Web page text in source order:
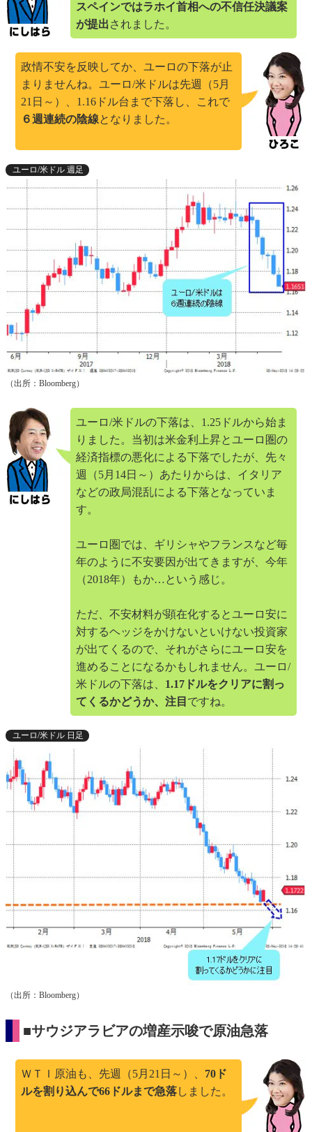
スペインではラホイ首相への不信任決議案
が提出されました。
政情不安を反映してか、ユーロの下落が止
まりませんね。ユーロ/米ドルは先週（5月
21日～）、1.16ドル台まで下落し、これで
６週連続の陰線となりました。
ユーロ/米ドル 週足
（出所：Bloomberg）
ユーロ/米ドルの下落は、1.25ドルから始ま
りました。当初は米金利上昇とユーロ圏の
経済指標の悪化による下落でしたが、先々
週（5月14日～）あたりからは、イタリア
などの政局混乱による下落となっていま
す。
ユーロ圏では、ギリシャやフランスなど毎
年のように不安要因が出てきますが、今年
（2018年）もか…という感じ。
ただ、不安材料が顕在化するとユーロ安に
対するヘッジをかけないといけない投資家
が出てくるので、それがさらにユーロ安を
進めることになるかもしれません。ユーロ/
米ドルの下落は、 1.17ドルをクリアに割っ
てくるかどうか、注目 ですね。
ユーロ/米ドル 日足
（出所：Bloomberg）
■サウジアラビアの増産示唆で原油急落
ＷＴＩ原油も、先週（5月21日～）、 70ド
ルを割り込んで66ドルまで急落しました。